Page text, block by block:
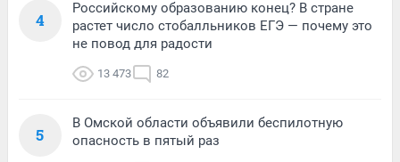
4
Российскому образованию конец? В стране
растет число стобалльников ЕГЭ — почему это
не повод для радости
13 473 82
5
В Омской области объявили беспилотную
опасность в пятый раз